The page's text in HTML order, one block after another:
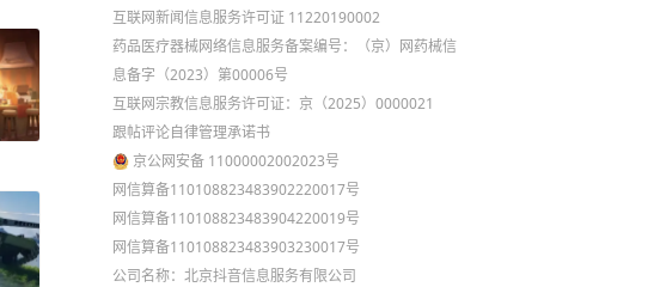
互联网新闻信息服务许可证 11220190002
药品医疗器械网络信息服务备案编号：（京）网药械信
息备字（2023）第00006号
互联网宗教信息服务许可证：京（2025）0000021
跟帖评论自律管理承诺书
京公网安备 11000002002023号
网信算备110108823483902220017号
网信算备110108823483904220019号
网信算备110108823483903230017号
公司名称：北京抖音信息服务有限公司